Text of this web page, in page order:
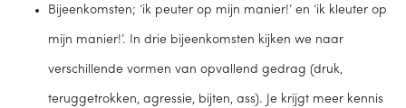
Bijeenkomsten; ‘ik peuter op mijn manier!’ en ‘ik kleuter op
mijn manier!’. In drie bijeenkomsten kijken we naar
verschillende vormen van opvallend gedrag (druk,
teruggetrokken, agressie, bijten, ass). Je krijgt meer kennis